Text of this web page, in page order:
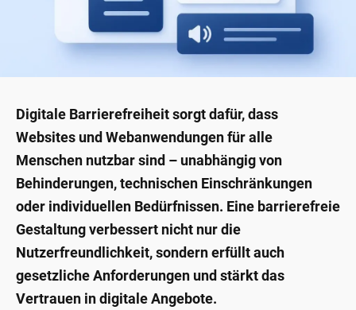
Digitale Barrierefreiheit sorgt dafür, dass
Websites und Webanwendungen für alle
Menschen nutzbar sind – unabhängig von
Behinderungen, technischen Einschränkungen
oder individuellen Bedürfnissen. Eine barrierefreie
Gestaltung verbessert nicht nur die
Nutzerfreundlichkeit, sondern erfüllt auch
gesetzliche Anforderungen und stärkt das
Vertrauen in digitale Angebote.